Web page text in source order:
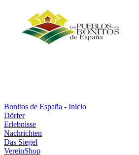
Bonitos de España - Inicio
Dörfer
Erlebnisse
Nachrichten
Das Siegel
VereinShop